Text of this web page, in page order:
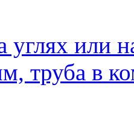
углях или
труба в